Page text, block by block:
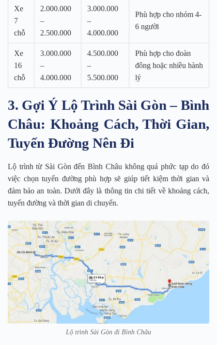
Xe
7
chỗ
2.000.000
–
2.500.000
3.000.000
–
4.000.000
Phù hợp cho nhóm 4-
6 người
Xe
16
chỗ
3.000.000
–
4.000.000
4.500.000
–
5.500.000
Phù hợp cho đoàn
đông hoặc nhiều hành
lý
3. Gợi Ý Lộ Trình Sài Gòn – Bình
Châu: Khoảng Cách, Thời Gian,
Tuyến Đường Nên Đi
Lộ trình từ Sài Gòn đến Bình Châu không quá phức tạp do đó
việc chọn tuyến đường phù hợp sẽ giúp tiết kiệm thời gian và
đảm bảo an toàn. Dưới đây là thông tin chi tiết về khoảng cách,
tuyến đường và thời gian di chuyển.
Lộ trình Sài Gòn đi Bình Châu